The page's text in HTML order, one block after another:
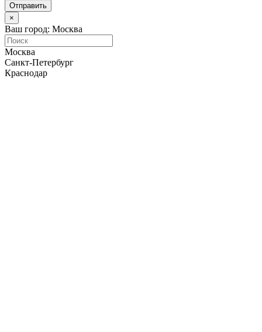
Отправить
×
Ваш город: Москва
Москва
Санкт-Петербург
Краснодар